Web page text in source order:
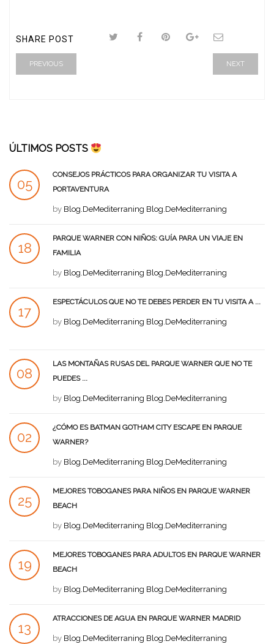
SHARE POST
PREVIOUS NEXT
ÚLTIMOS POSTS
05
CONSEJOS PRÁCTICOS PARA ORGANIZAR TU VISITA A
PORTAVENTURA
by Blog.DeMediterraning Blog.DeMediterraning
18
PARQUE WARNER CON NIÑOS: GUÍA PARA UN VIAJE EN
FAMILIA
by Blog.DeMediterraning Blog.DeMediterraning
17
ESPECTÁCULOS QUE NO TE DEBES PERDER EN TU VISITA A ...
by Blog.DeMediterraning Blog.DeMediterraning
08
LAS MONTAÑAS RUSAS DEL PARQUE WARNER QUE NO TE
PUEDES ...
by Blog.DeMediterraning Blog.DeMediterraning
02
¿CÓMO ES BATMAN GOTHAM CITY ESCAPE EN PARQUE
WARNER?
by Blog.DeMediterraning Blog.DeMediterraning
25
MEJORES TOBOGANES PARA NIÑOS EN PARQUE WARNER
BEACH
by Blog.DeMediterraning Blog.DeMediterraning
19
MEJORES TOBOGANES PARA ADULTOS EN PARQUE WARNER
BEACH
by Blog.DeMediterraning Blog.DeMediterraning
13
ATRACCIONES DE AGUA EN PARQUE WARNER MADRID
by Blog.DeMediterraning Blog.DeMediterraning